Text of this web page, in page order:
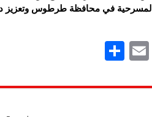
المسرحية في ‏محافظة طرطوس وتعزيز
Te
E
ai
ar